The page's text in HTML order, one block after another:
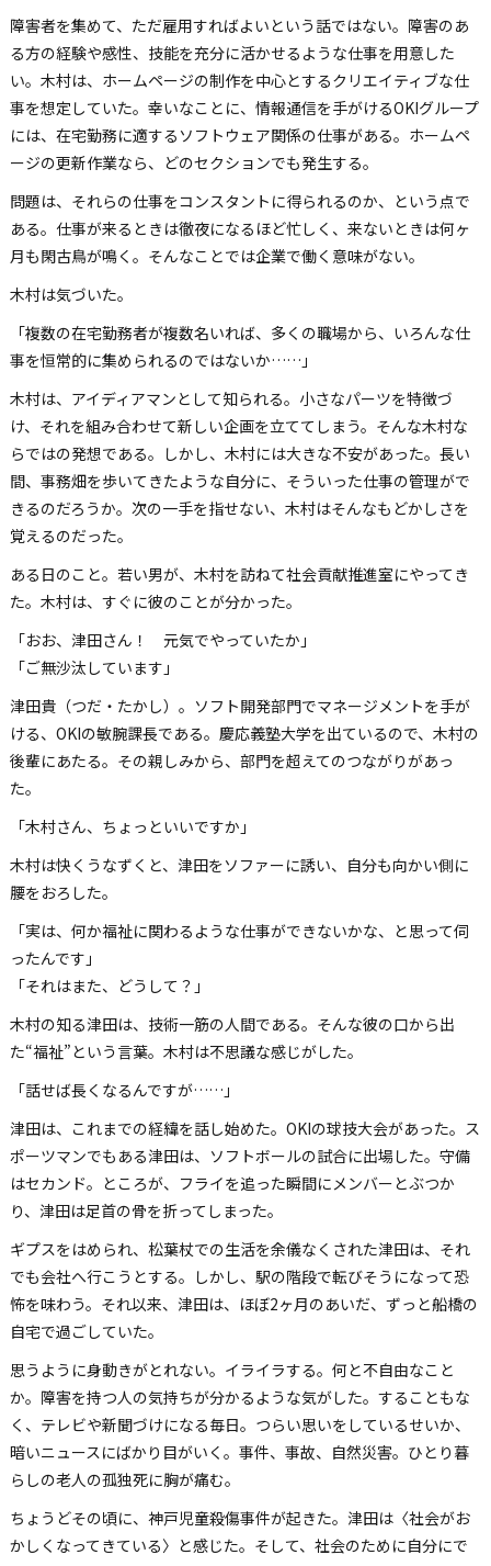
障害者を集めて、ただ雇用すればよいという話ではない。障害のあ
る方の経験や感性、技能を充分に活かせるような仕事を用意した
い。木村は、ホームページの制作を中心とするクリエイティブな仕
事を想定していた。幸いなことに、情報通信を手がけるOKIグループ
には、在宅勤務に適するソフトウェア関係の仕事がある。ホームペ
ージの更新作業なら、どのセクションでも発生する。
問題は、それらの仕事をコンスタントに得られるのか、という点で
ある。仕事が来るときは徹夜になるほど忙しく、来ないときは何ヶ
月も閑古鳥が鳴く。そんなことでは企業で働く意味がない。
木村は気づいた。
「複数の在宅勤務者が複数名いれば、多くの職場から、いろんな仕
事を恒常的に集められるのではないか……」
木村は、アイディアマンとして知られる。小さなパーツを特徴づ
け、それを組み合わせて新しい企画を立ててしまう。そんな木村な
らではの発想である。しかし、木村には大きな不安があった。長い
間、事務畑を歩いてきたような自分に、そういった仕事の管理がで
きるのだろうか。次の一手を指せない、木村はそんなもどかしさを
覚えるのだった。
ある日のこと。若い男が、木村を訪ねて社会貢献推進室にやってき
た。木村は、すぐに彼のことが分かった。
「おお、津田さん！ 元気でやっていたか」
「ご無沙汰しています」
津田貴（つだ・たかし）。ソフト開発部門でマネージメントを手が
ける、OKIの敏腕課長である。慶応義塾大学を出ているので、木村の
後輩にあたる。その親しみから、部門を超えてのつながりがあっ
た。
「木村さん、ちょっといいですか」
木村は快くうなずくと、津田をソファーに誘い、自分も向かい側に
腰をおろした。
「実は、何か福祉に関わるような仕事ができないかな、と思って伺
ったんです」
「それはまた、どうして？」
木村の知る津田は、技術一筋の人間である。そんな彼の口から出
た“福祉”という言葉。木村は不思議な感じがした。
「話せば長くなるんですが……」
津田は、これまでの経緯を話し始めた。OKIの球技大会があった。ス
ポーツマンでもある津田は、ソフトボールの試合に出場した。守備
はセカンド。ところが、フライを追った瞬間にメンバーとぶつか
り、津田は足首の骨を折ってしまった。
ギプスをはめられ、松葉杖での生活を余儀なくされた津田は、それ
でも会社へ行こうとする。しかし、駅の階段で転びそうになって恐
怖を味わう。それ以来、津田は、ほぼ2ヶ月のあいだ、ずっと船橋の
自宅で過ごしていた。
思うように身動きがとれない。イライラする。何と不自由なこと
か。障害を持つ人の気持ちが分かるような気がした。することもな
く、テレビや新聞づけになる毎日。つらい思いをしているせいか、
暗いニュースにばかり目がいく。事件、事故、自然災害。ひとり暮
らしの老人の孤独死に胸が痛む。
ちょうどその頃に、神戸児童殺傷事件が起きた。津田は〈社会がお
かしくなってきている〉と感じた。そして、社会のために自分にで